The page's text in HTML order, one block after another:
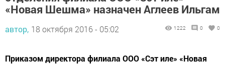
«Новая Шешма» назначен Аглеев Ильгам
автор, 18 октября 2016 - 05:02 1222 0 0
Приказом директора филиала ООО «Сэт иле» «Новая